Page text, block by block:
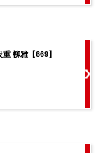
柳雅【669】